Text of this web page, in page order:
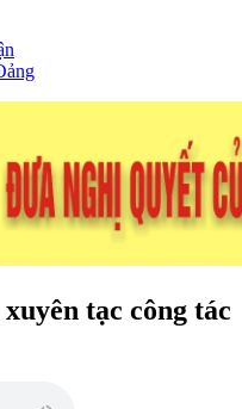
tạc công tác